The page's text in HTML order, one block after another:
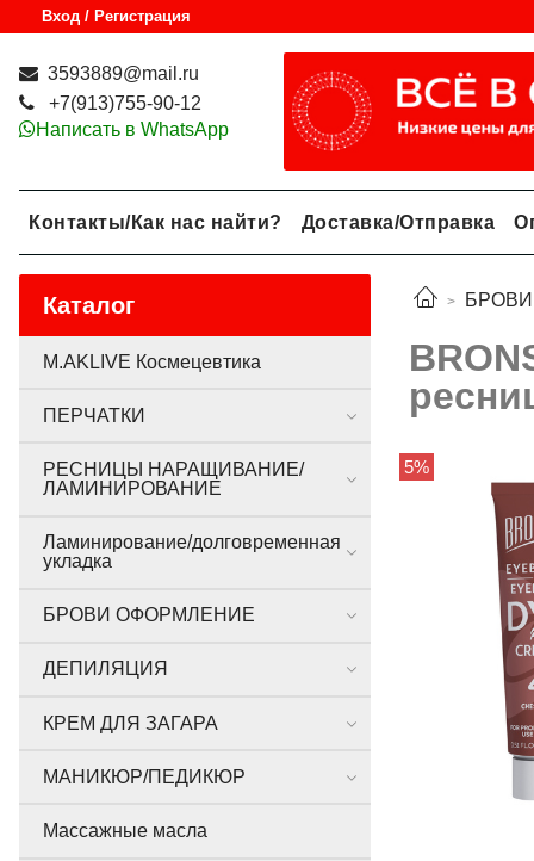
Вход / Регистрация
3593889@mail.ru
+7(913)755-90-12
Написать в WhatsApp
Контакты/Как нас найти? Доставка/Отправка
5%
Каталог
M.AKLIVE Космецевтика
ПЕРЧАТКИ
РЕСНИЦЫ НАРАЩИВАНИЕ/
ЛАМИНИРОВАНИЕ
Ламинирование/долговременная
укладка
БРОВИ ОФОРМЛЕНИЕ
ДЕПИЛЯЦИЯ
КРЕМ ДЛЯ ЗАГАРА
МАНИКЮР/ПЕДИКЮР
Массажные масла